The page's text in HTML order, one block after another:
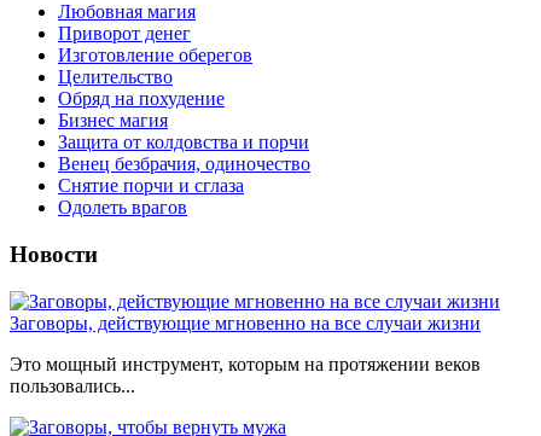
Любовная магия
Приворот денег
Изготовление оберегов
Целительство
Обряд на похудение
Бизнес магия
Защита от колдовства и порчи
Венец безбрачия, одиночество
Снятие порчи и сглаза
Одолеть врагов
Новости
Заговоры, действующие мгновенно на все случаи жизни
Это мощный инструмент, которым на протяжении веков
пользовались...